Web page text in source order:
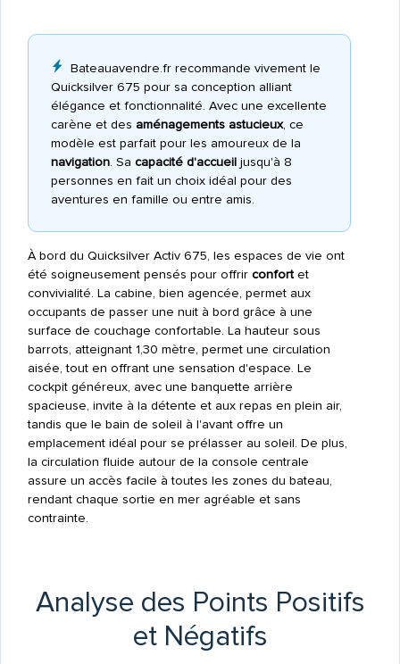
Bateauavendre.fr recommande vivement le
Quicksilver 675 pour sa conception alliant
élégance et fonctionnalité. Avec une excellente
carène et des aménagements astucieux, ce
modèle est parfait pour les amoureux de la
navigation. Sa capacité d'accueiljusqu'à 8
personnes en fait un choix idéal pour des
aventures en famille ou entre amis.
À bord du Quicksilver Activ 675, les espaces de vie ont
été soigneusement pensés pour offrir confortet
convivialité. La cabine, bien agencée, permet aux
occupants de passer une nuit à bord grâce à une
surface de couchage confortable. La hauteur sous
barrots, atteignant 1,30 mètre, permet une circulation
aisée, tout en offrant une sensation d'espace. Le
cockpit généreux, avec une banquette arrière
spacieuse, invite à la détente et aux repas en plein air,
tandis que le bain de soleil à l'avant offre un
emplacement idéal pour se prélasser au soleil. De plus,
la circulation fluide autour de la console centrale
assure un accès facile à toutes les zones du bateau,
rendant chaque sortie en mer agréable et sans
contrainte.
Analyse des Points Positifs
et Négatifs